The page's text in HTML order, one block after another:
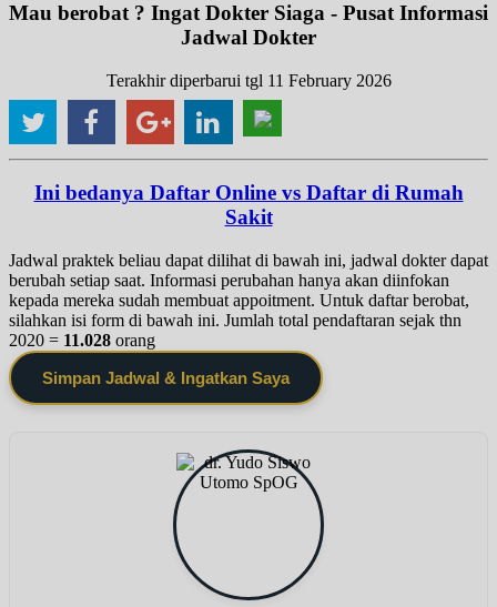
Mau berobat ? Ingat Dokter Siaga - Pusat Informasi
Jadwal Dokter
Terakhir diperbarui tgl 11 February 2026
Ini bedanya Daftar Online vs Daftar di Rumah
Sakit
Jadwal praktek beliau dapat dilihat di bawah ini, jadwal dokter dapat
berubah setiap saat. Informasi perubahan hanya akan diinfokan
kepada mereka sudah membuat appoitment. Untuk daftar berobat,
silahkan isi form di bawah ini. Jumlah total pendaftaran sejak thn
2020 = 11.028 orang
Simpan Jadwal & Ingatkan Saya